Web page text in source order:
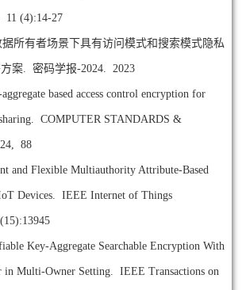
11 (4):14-27
所有者场景下具有访问模式和搜索模式隐私
案. 密码学报-2024. 2023
based access control encryption for
COMPUTER STANDARDS &
88
and Flexible Multiauthority Attribute-Based
Devices. IEEE Internet of Things
Key-Aggregate Searchable Encryption With
in Multi-Owner Setting. IEEE Transactions on